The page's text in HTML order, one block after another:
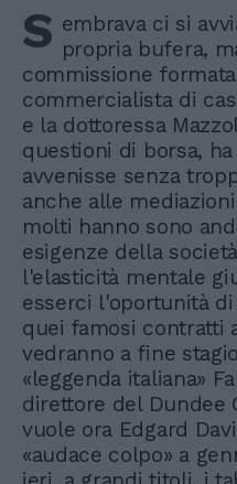
S embrava ci si
propria bufera,
commissione
commercialista di
e la dottoressa
questioni di borsa,
avvenisse senza
anche alle
molti hanno sono
esigenze della
l'elasticità mentale
esserci l'oportunità
quei famosi contratti
vedranno a fine
«leggenda italiana»
direttore del Dundee
vuole ora Edgard
«audace colpo» a